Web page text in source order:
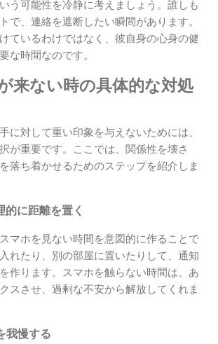
う可能性を冷静に考えましょう。誰しも
で、連絡を遮断したい瞬間があります。
ているわけではなく、彼自身の心身の健
な時間なのです。
来ない時の具体的な対処
に対して重い印象を与えないためには、
が重要です。ここでは、関係性を壊さ
落ち着かせるためのステップを紹介しま
的に距離を置く
マホを見ない時間を意図的に作ることで
れたり、別の部屋に置いたりして、通知
作ります。スマホを触らない時間は、あ
スさせ、過剰な不安から解放してくれま
我慢する